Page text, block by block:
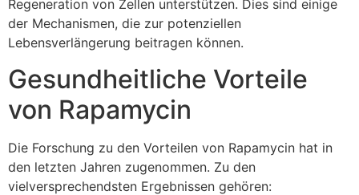
Regeneration von Zellen unterstützen. Dies sind einige
der Mechanismen, die zur potenziellen
Lebensverlängerung beitragen können.
Gesundheitliche Vorteile
von Rapamycin
Die Forschung zu den Vorteilen von Rapamycin hat in
den letzten Jahren zugenommen. Zu den
vielversprechendsten Ergebnissen gehören: